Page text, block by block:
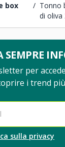
box
/ Tonno
di oliva
SEMPRE
per
i trend
sulla privacy